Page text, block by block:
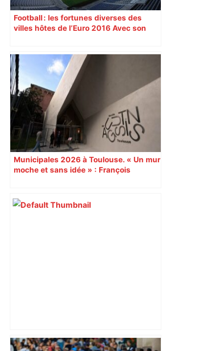
Football : les fortunes diverses des
villes hôtes de l’Euro 2016 Avec son
vivre un Euro exaltant grâce à un tirage
au sort favorable. Toutes les cités n’ont
pas été aussi gâtées.
Municipales 2026 à Toulouse. « Un mur
moche et sans idée » : François
Augustins